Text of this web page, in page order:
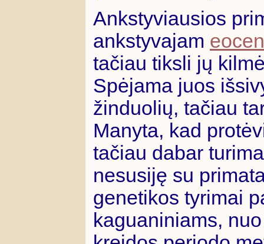
Ankstyviausios
ankstyvajam
tačiau tiksli jų
Spėjama juos
žinduolių, tačiau
Manyta, kad
tačiau dabar
nesusiję su
genetikos tyrimai
kaguaniniams,